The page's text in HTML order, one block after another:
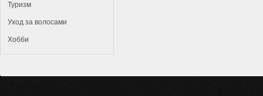
Туризм
Уход за волосами
Хобби